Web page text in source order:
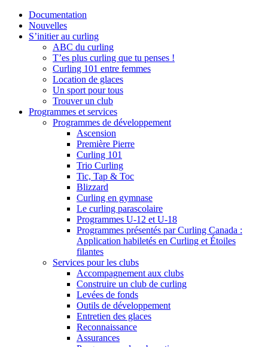
Documentation
Nouvelles
S’initier au curling
ABC du curling
T’es plus curling que tu penses !
Curling 101 entre femmes
Location de glaces
Un sport pour tous
Trouver un club
Programmes et services
Programmes de développement
Ascension
Première Pierre
Curling 101
Trio Curling
Tic, Tap & Toc
Blizzard
Curling en gymnase
Le curling parascolaire
Programmes U-12 et U-18
Programmes présentés par Curling Canada :
Application habiletés en Curling et Étoiles
filantes
Services pour les clubs
Accompagnement aux clubs
Construire un club de curling
Levées de fonds
Outils de développement
Entretien des glaces
Reconnaissance
Assurances